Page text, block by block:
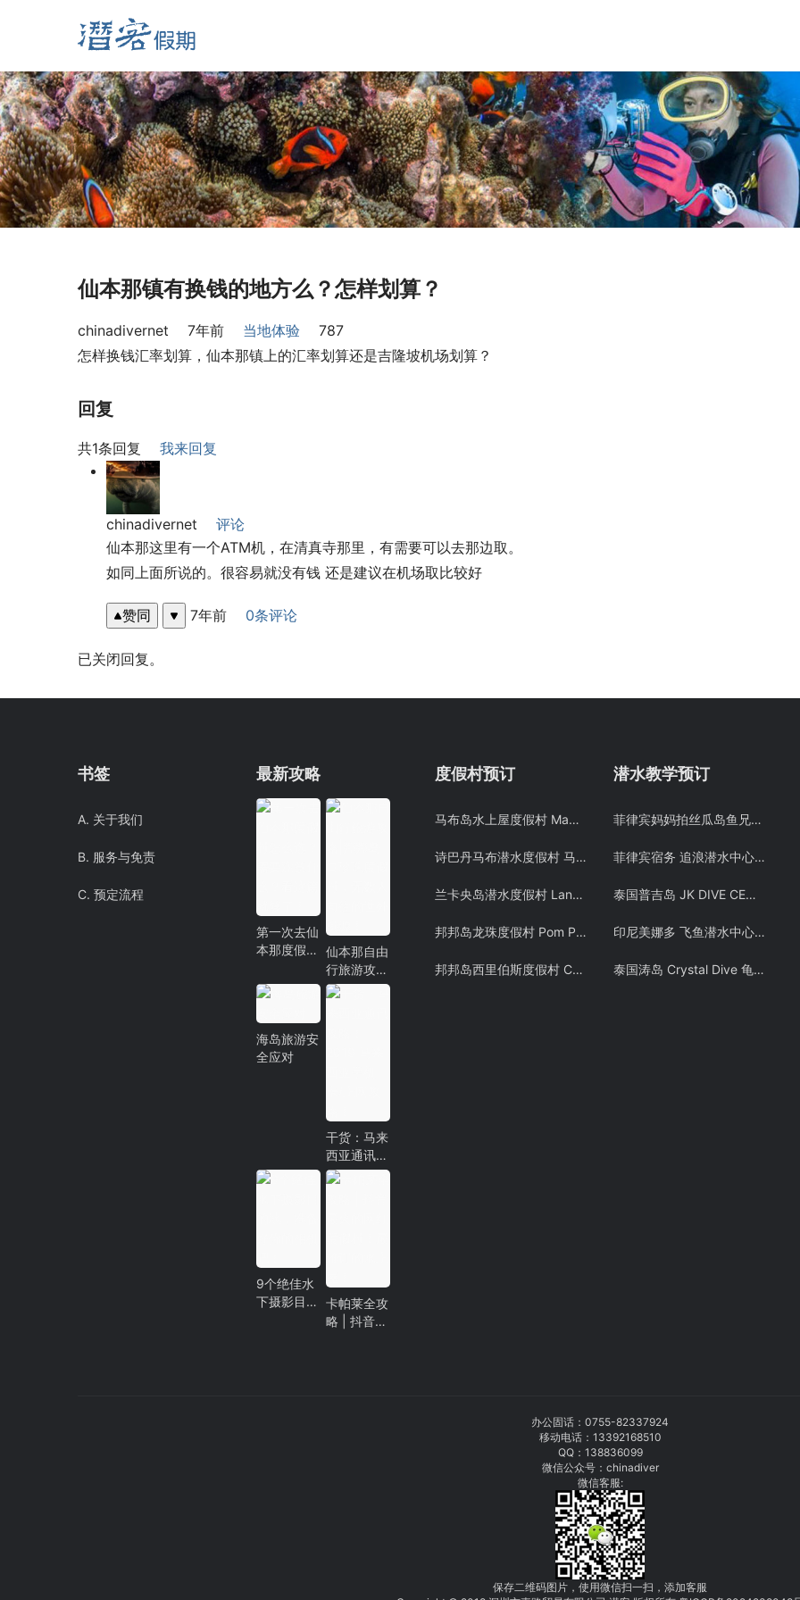
仙本那镇有换钱的地方么？怎样划算？
chinadivernet 7年前 当地体验
787
怎样换钱汇率划算，仙本那镇上的汇率划算还是吉隆坡机场划算？
回复
共1条回复 我来回复
chinadivernet
评论
仙本那这里有一个ATM机，在清真寺那里，有需要可以去那边取。
如同上面所说的。很容易就没有钱 还是建议在机场取比较好
赞同 7年前 0条评论
已关闭回复。
书签
A. 关于我们
B. 服务与免责
C. 预定流程
最新攻略
第一次去仙
本那度假村
要注意什
么？看这篇
就够了！
仙本那自由
行旅游攻
略|邦邦岛
海岛旅游安
全应对
干货：马来
西亚通讯攻
略！2019
9个绝佳水
下摄影目的
卡帕莱全攻
略 | 抖音最
度假村预订
马布岛水上屋度假村 Mabul Water Bungalows 马步水屋预定 仙本那 潜客
诗巴丹马布潜水度假村 马布岛沙滩屋酒店预定 Mabul SMART 仙本那 潜客
兰卡央岛潜水度假村 Lankayan 山打根朗卡央 卡帕莱旗下酒店预定 潜客
邦邦岛龙珠度假村 Pom Pom Resort 邦邦岛水屋沙滩屋预定 仙本那 潜客
邦邦岛西里伯斯度假村 Celebes Beach resort 仙本那沙滩屋预定 潜客
潜水教学预订
菲律宾妈妈拍丝瓜岛鱼兄弟 PADI OW潜水考证教学课程 Malapascua
菲律宾宿务 追浪潜水中心 PADI OW/AOW和 PADI FREE DIVING考证考牌教学课程潜水证
泰国普吉岛 JK DIVE CENTER 潜水课程OW+AOW中文考证PADI 免费接送 中文教练
印尼美娜多 飞鱼潜水中心潜水教学 布纳肯 PADI OW/AOW潜水考证课程 中文教练
泰国涛岛 Crystal Dive 龟岛潜水 PADI OW/AOW 考证教学课程 潜水证
办公固话： 0755-82337924
移动电话： 13392168510
QQ：138836099
微信公众号：chinadiver
微信客服:
保存二维码图片，使用微信扫一扫，添加客服